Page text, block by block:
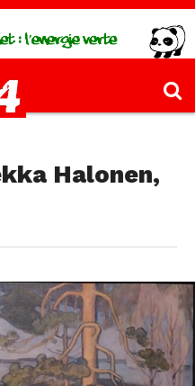
Halonen,